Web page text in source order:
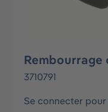
3710791
Se connecter